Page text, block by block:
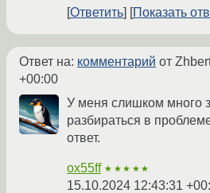
Ответить Показать
Ответ на: комментарий от
+00:00
У меня слишком много
разбираться в
ответ.
ox55ff ★★★★★
15.10.2024 12:43:31